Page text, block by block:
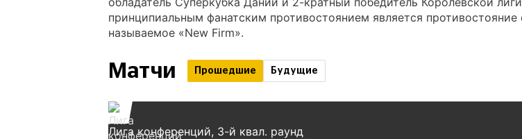
принципиальным фанатским противостоянием является
называемое «New Firm».
Матчи Прошедшие Будущие
Лига конференций, 3-й квал. раунд